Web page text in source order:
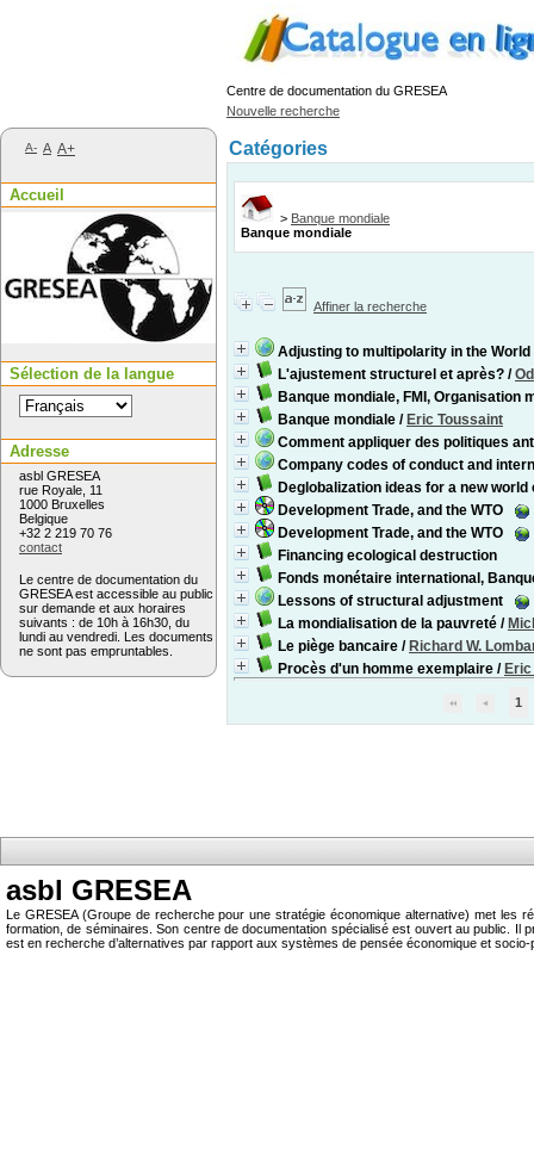
Centre de documentation du GRESEA
Nouvelle recherche
Catégories
> Banque mondiale
Banque mondiale
Affiner la recherche
Adjusting to multipolarity in the
L'ajustement structurel et après? /
Banque mondiale, FMI, Organisation
Banque mondiale / Eric Toussaint
Comment appliquer des politiques
Company codes of conduct and
Deglobalization ideas for a new world
Development Trade, and the WTO
Development Trade, and the WTO
Financing ecological destruction
Fonds monétaire international,
Lessons of structural adjustment
La mondialisation de la pauvreté /
Le piège bancaire / Richard W.
Procès d'un homme exemplaire /
1
asbl GRESEA
Le GRESEA (Groupe de recherche pour une stratégie économique alternative) met les
formation, de séminaires. Son centre de documentation spécialisé est ouvert au public.
est en recherche d’alternatives par rapport aux systèmes de pensée économique et socio-
A- A A+
Accueil
Sélection de la langue
Adresse
asbl GRESEA
rue Royale, 11
1000 Bruxelles
Belgique
+32 2 219 70 76
contact
Le centre de documentation du
GRESEA est accessible au public
sur demande et aux horaires
suivants : de 10h à 16h30, du
lundi au vendredi. Les documents
ne sont pas empruntables.